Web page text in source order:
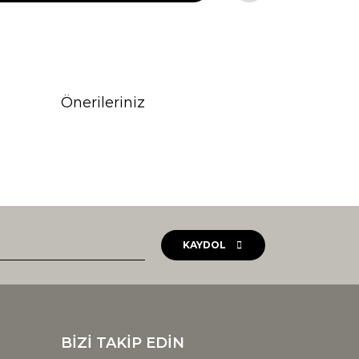
Önerileriniz
KAYDOL
BİZİ TAKİP EDİN